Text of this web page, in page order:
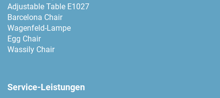
Adjustable Table E1027
Barcelona Chair
Wagenfeld-Lampe
Egg Chair
Wassily Chair
Service-Leistungen